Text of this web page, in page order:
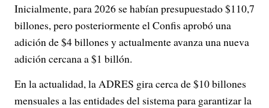
Inicialmente, para 2026 se habían presupuestado $110,7
billones, pero posteriormente el Confis aprobó una
adición de $4 billones y actualmente avanza una nueva
adición cercana a $1 billón.
En la actualidad, la ADRES gira cerca de $10 billones
mensuales a las entidades del sistema para garantizar la